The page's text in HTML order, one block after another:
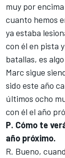
muy por
cuanto hemos
ya estaba
con él en pista
batallas, es
Marc sigue
sido este año
últimos ocho
con él el año
P. Cómo te
año próximo.
R. Bueno,